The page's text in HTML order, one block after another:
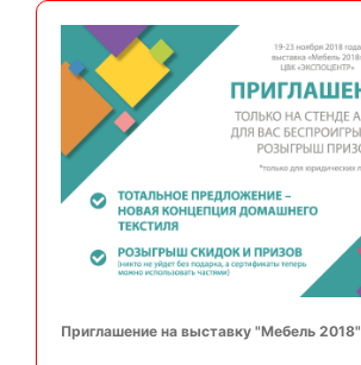
Приглашение на выставку "Мебель 2018"